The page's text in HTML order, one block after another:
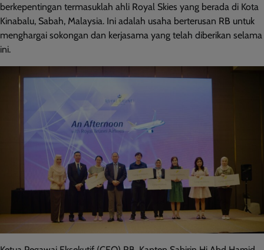
berkepentingan termasuklah ahli Royal Skies yang berada di Kota
Kinabalu, Sabah, Malaysia. Ini adalah usaha berterusan RB untuk
menghargai sokongan dan kerjasama yang telah diberikan selama
ini.